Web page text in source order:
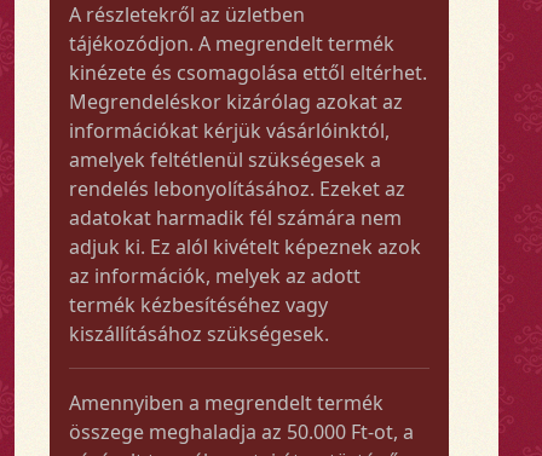
A részletekről az üzletben
tájékozódjon. A megrendelt termék
kinézete és csomagolása ettől eltérhet.
Megrendeléskor kizárólag azokat az
információkat kérjük vásárlóinktól,
amelyek feltétlenül szükségesek a
rendelés lebonyolításához. Ezeket az
adatokat harmadik fél számára nem
adjuk ki. Ez alól kivételt képeznek azok
az információk, melyek az adott
termék kézbesítéséhez vagy
kiszállításához szükségesek.
Amennyiben a megrendelt termék
összege meghaladja az 50.000 Ft-ot, a